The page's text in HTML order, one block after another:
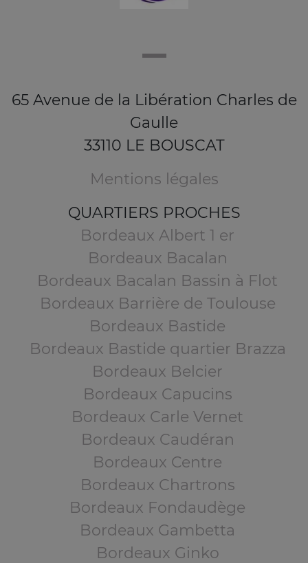
65 Avenue de la Libération Charles de
Gaulle
33110 LE BOUSCAT
Mentions légales
QUARTIERS PROCHES
Bordeaux Albert 1 er
Bordeaux Bacalan
Bordeaux Bacalan Bassin à Flot
Bordeaux Barrière de Toulouse
Bordeaux Bastide
Bordeaux Bastide quartier Brazza
Bordeaux Belcier
Bordeaux Capucins
Bordeaux Carle Vernet
Bordeaux Caudéran
Bordeaux Centre
Bordeaux Chartrons
Bordeaux Fondaudège
Bordeaux Gambetta
Bordeaux Ginko